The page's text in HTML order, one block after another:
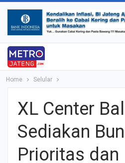
Home Selular
XL Center
Sediakan
Prioritas dan